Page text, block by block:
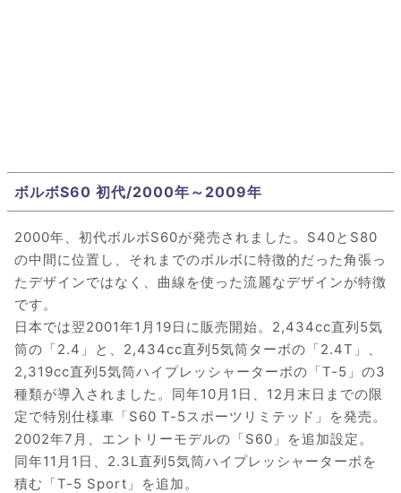
ボルボS60 初代/2000年～2009年
2000年、初代ボルボS60が発売されました。S40とS80
の中間に位置し、それまでのボルボに特徴的だった角張っ
たデザインではなく、曲線を使った流麗なデザインが特徴
です。
日本では翌2001年1月19日に販売開始。2,434cc直列5気
筒の「2.4」と、2,434cc直列5気筒ターボの「2.4T」、
2,319cc直列5気筒ハイプレッシャーターボの「T-5」の3
種類が導入されました。同年10月1日、12月末日までの限
定で特別仕様車「S60 T-5スポーツリミテッド」を発売。
2002年7月、エントリーモデルの「S60」を追加設定。
同年11月1日、2.3L直列5気筒ハイプレッシャーターボを
積む「T-5 Sport」を追加。